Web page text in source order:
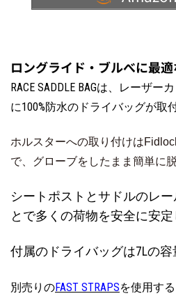
ロングライド・ブルべに最
RACE SADDLE BAGは、レーザ
に100%防水のドライバッグが取
ホルスターへの取り付けは
で、グローブをしたまま簡単に脱
シートポストとサドルのレ
とで多くの荷物を安全に安定
付属のドライバッグは7Lの容
別売りのFAST STRAPSを使用す